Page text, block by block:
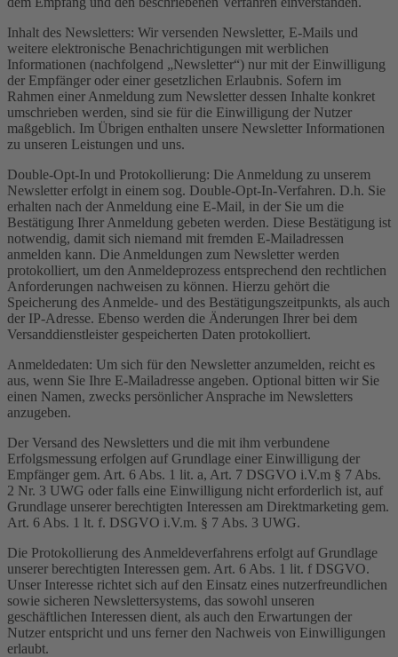
Inhalt des Newsletters: Wir versenden Newsletter, E-Mails und
weitere elektronische Benachrichtigungen mit werblichen
Informationen (nachfolgend „Newsletter“) nur mit der Einwilligung
der Empfänger oder einer gesetzlichen Erlaubnis. Sofern im
Rahmen einer Anmeldung zum Newsletter dessen Inhalte konkret
umschrieben werden, sind sie für die Einwilligung der Nutzer
maßgeblich. Im Übrigen enthalten unsere Newsletter Informationen
zu unseren Leistungen und uns.
Double-Opt-In und Protokollierung: Die Anmeldung zu unserem
Newsletter erfolgt in einem sog. Double-Opt-In-Verfahren. D.h. Sie
erhalten nach der Anmeldung eine E-Mail, in der Sie um die
Bestätigung Ihrer Anmeldung gebeten werden. Diese Bestätigung ist
notwendig, damit sich niemand mit fremden E-Mailadressen
anmelden kann. Die Anmeldungen zum Newsletter werden
protokolliert, um den Anmeldeprozess entsprechend den rechtlichen
Anforderungen nachweisen zu können. Hierzu gehört die
Speicherung des Anmelde- und des Bestätigungszeitpunkts, als auch
der IP-Adresse. Ebenso werden die Änderungen Ihrer bei dem
Versanddienstleister gespeicherten Daten protokolliert.
Anmeldedaten: Um sich für den Newsletter anzumelden, reicht es
aus, wenn Sie Ihre E-Mailadresse angeben. Optional bitten wir Sie
einen Namen, zwecks persönlicher Ansprache im Newsletters
anzugeben.
Der Versand des Newsletters und die mit ihm verbundene
Erfolgsmessung erfolgen auf Grundlage einer Einwilligung der
Empfänger gem. Art. 6 Abs. 1 lit. a, Art. 7 DSGVO i.V.m § 7 Abs.
2 Nr. 3 UWG oder falls eine Einwilligung nicht erforderlich ist, auf
Grundlage unserer berechtigten Interessen am Direktmarketing gem.
Art. 6 Abs. 1 lt. f. DSGVO i.V.m. § 7 Abs. 3 UWG.
Die Protokollierung des Anmeldeverfahrens erfolgt auf Grundlage
unserer berechtigten Interessen gem. Art. 6 Abs. 1 lit. f DSGVO.
Unser Interesse richtet sich auf den Einsatz eines nutzerfreundlichen
sowie sicheren Newslettersystems, das sowohl unseren
geschäftlichen Interessen dient, als auch den Erwartungen der
Nutzer entspricht und uns ferner den Nachweis von Einwilligungen
erlaubt.